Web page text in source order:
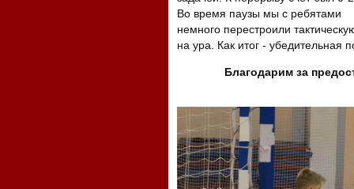
Во время паузы мы с ребятами
немного перестроили
на ура. Как итог - убедительная
Благодарим за